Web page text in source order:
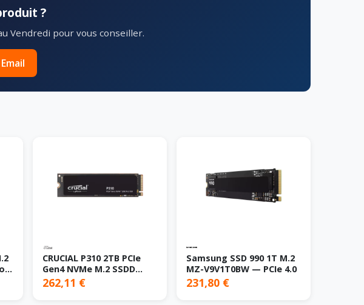
?
Vendredi pour vous conseiller.
CRUCIAL P310 2TB PCIe
Gen4 NVMe M.2 SSDD
(Tray)
262,11 €
Samsung SSD 990 1T M.2
MZ-V9V1T0BW — PCIe 4.0
231,80 €